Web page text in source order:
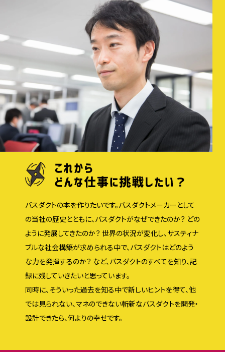
バスダクトの本を作りたいです。バスダクトメーカーとして
の当社の歴史とともに、バスダクトがなぜできたのか？ どの
ように発展してきたのか？ 世界の状況が変化し、サスティナ
ブルな社会構築が求められる中で、バスダクトはどのよう
な力を発揮するのか？ など、バスダクトのすべてを知り、記
録に残していきたいと思っています。
同時に、そういった過去を知る中で新しいヒントを得て、他
では見られない、マネのできない斬新なバスダクトを開発・
設計できたら、何よりの幸せです。